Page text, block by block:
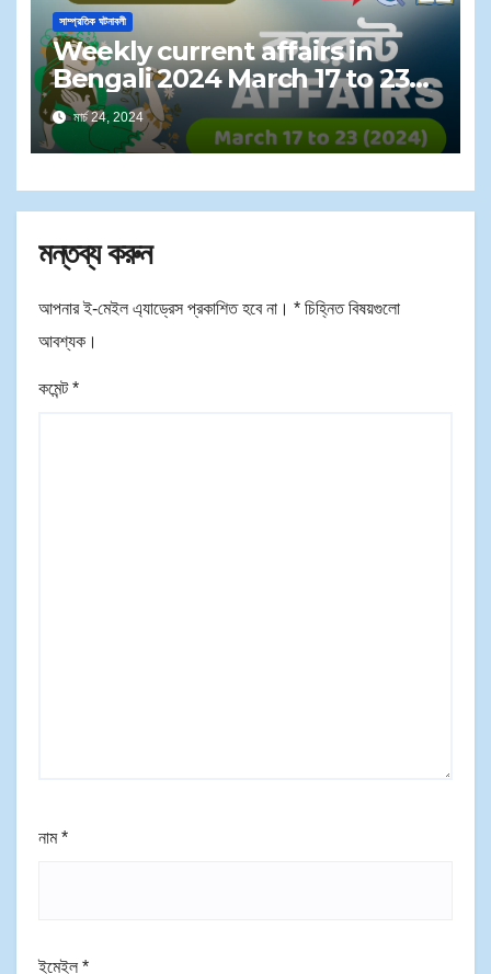
সাম্প্রতিক ঘটনাবলী
Weekly current affairs in
Bengali 2024 March 17 to 23
PDF | সাপ্তাহিক কারেন্ট অ্যাফেয়ার্স ২০২৪ মার্চ
১৭ থেকে ২৩
মার্চ 24, 2024
মন্তব্য করুন
আপনার ই-মেইল এ্যাড্রেস প্রকাশিত হবে না। * চিহ্নিত বিষয়গুলো
আবশ্যক।
কমেন্ট*
নাম*
ইমেইল *